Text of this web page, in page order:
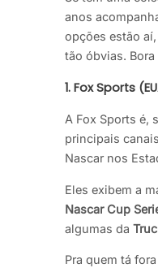
anos
opções estão
tão óbvias. Bora
1. Fox Sports
A Fox Sports é,
principais
Nascar nos
Eles exibem a
Nascar Cup
algumas da
Pra quem tá